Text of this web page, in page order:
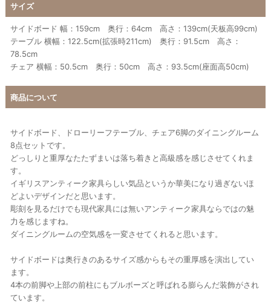
サイズ
サイドボード 幅：159cm 奥行：64cm 高さ：139cm(天板高99cm)
テーブル 横幅：122.5cm(拡張時211cm) 奥行：91.5cm 高さ：
78.5cm
チェア 横幅：50.5cm 奥行：50cm 高さ：93.5cm(座面高50cm)
商品について
サイドボード、ドローリーフテーブル、チェア6脚のダイニングルーム
8点セットです。
どっしりと重厚なたたずまいは落ち着きと高級感を感じさせてくれま
す。
イギリスアンティーク家具らしい気品というか華美になり過ぎないほ
どよいデザインだと思います。
彫刻を見るだけでも現代家具には無いアンティーク家具ならではの魅
力を感じますね。
ダイニングルームの空気感を一変させてくれると思います。
サイドボードは奥行きのあるサイズ感からもその重厚感を演出してい
ます。
4本の前脚や上部の前柱にもブルボーズと呼ばれる膨らんだ装飾がされ
ています。